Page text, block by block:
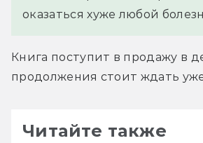
оказаться хуже любой
Книга поступит в продажу в
продолжения стоит ждать
Читайте также